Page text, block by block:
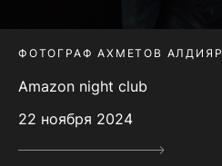
ФОТОГРАФ АХМЕТОВ АЛДИЯР
Amazon night club
22 ноября 2024